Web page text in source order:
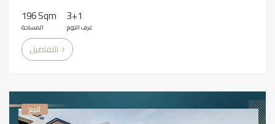
196 Sqm
المساحة
3+1
غرف النوم
للبيع